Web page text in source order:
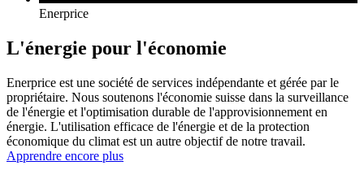
Enerprice
L'énergie pour l'économie
Enerprice est une société de services indépendante et gérée par le
propriétaire. Nous soutenons l'économie suisse dans la surveillance
de l'énergie et l'optimisation durable de l'approvisionnement en
énergie. L'utilisation efficace de l'énergie et de la protection
économique du climat est un autre objectif de notre travail.
Apprendre encore plus